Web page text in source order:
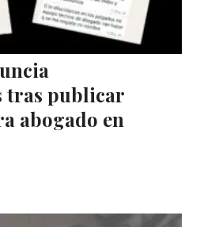
tras publicar
abogado en